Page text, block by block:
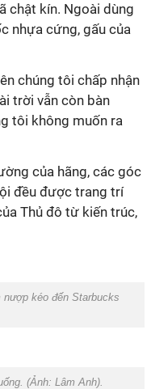
chật kín. Ngoài dùng
nhựa cứng, gấu của
chúng tôi chấp nhận
trời vẫn còn bàn
tôi không muốn ra
của hãng, các góc
đều được trang trí
Thủ đô từ kiến trúc,
kéo đến Starbucks
(Ảnh: Lâm Anh).